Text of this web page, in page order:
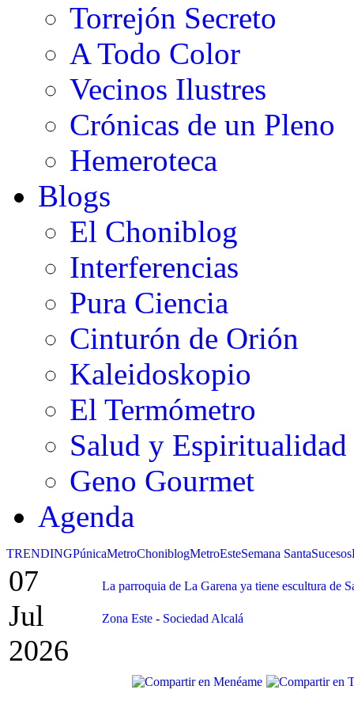
Torrejón Secreto
A Todo Color
Vecinos Ilustres
Crónicas de un Pleno
Hemeroteca
Blogs
El Choniblog
Interferencias
Pura Ciencia
Cinturón de Orión
Kaleidoskopio
El Termómetro
Salud y Espiritualidad
Geno Gourmet
Agenda
TRENDINGPúnicaMetroChoniblogMetroEsteSemana SantaSucesos
07
Jul
2026
La parroquia de La Garena ya tiene escultura de
Zona Este - Sociedad Alcalá